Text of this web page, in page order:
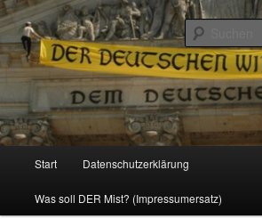
Reizzentrum
Politik, Wirtschaft, Soziales und Gesellschaft
Zum
Inhalt
Zum
sekundären
Start Datenschutzerklärung
Was soll DER Mist? (Impressumersatz)